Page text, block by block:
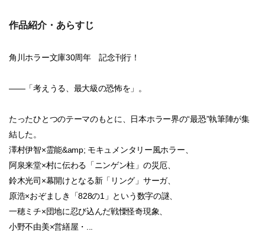
作品紹介・あらすじ
角川ホラー文庫30周年 記念刊行！
――「考えうる、最大級の恐怖を」。
たったひとつのテーマのもとに、日本ホラー界の“最恐”執筆陣が集
結した。
澤村伊智×霊能&amp; モキュメンタリー風ホラー、
阿泉来堂×村に伝わる「ニンゲン柱」の災厄、
鈴木光司×幕開けとなる新「リング」サーガ、
原浩×おぞましき「828の1」という数字の謎、
一穂ミチ×団地に忍び込んだ戦慄怪奇現象、
小野不由美×営繕屋・...